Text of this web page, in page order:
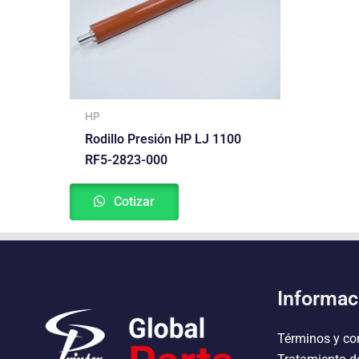
HP
Rodillo Presión HP LJ 1100
RF5-2823-000
Cotizar
Términos y